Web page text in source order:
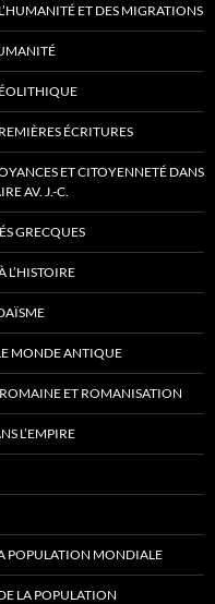
ET DES MIGRATIONS
ÉCRITURES
ET CITOYENNETÉ DANS
AV. J.-C.
GRECQUES
L’HISTOIRE
MONDE ANTIQUE
ET ROMANISATION
L’EMPIRE
POPULATION MONDIALE
LA POPULATION